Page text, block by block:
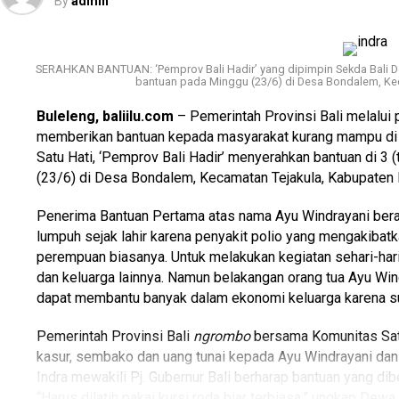
intinya keluarganya tidak neko-neko, taat aturan,” ujarnya.
Untuk diketahui, terkait musibah ini, Pemkot Denpasar
Santunan Duka Cita dari BPBD Kota Denpasar sebesar
Sewakadarma Kota Denpasar sebesar Rp. 35 juta, dan
sebesar Rp. 15 juta. Selain itu, pengawalan asuransi
ditanggung oleh BPJS Kesehatan tanggungan Pemkot
Advertisements
Advertisements
Advertisements
SERAHKAN BANTUAN: ‘Pemprov Bali Hadir’ yang dipimpin Sekda
bantuan pada Minggu (23/6) di Desa Bondalem,
Buleleng, baliilu.com – Pemerintah Provinsi Bali melalui
memberikan bantuan kepada masyarakat kurang mampu
Satu Hati, ‘Pemprov Bali Hadir’ menyerahkan bantuan di
(23/6) di Desa Bondalem, Kecamatan Tejakula, Kabupaten
Penerima Bantuan Pertama atas nama Ayu Windrayani
lumpuh sejak lahir karena penyakit polio yang
perempuan biasanya. Untuk melakukan kegiatan sehari-
dan keluarga lainnya. Namun belakangan orang tua Ayu
dapat membantu banyak dalam ekonomi keluarga karena
Pemerintah Provinsi Bali ngrombobersama Komunitas
kasur, sembako dan uang tunai kepada Ayu Windrayani
Indra mewakili Pj. Gubernur Bali berharap bantuan yang